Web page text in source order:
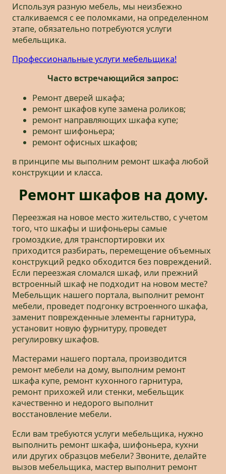
Используя разную мебель, мы неизбежно
сталкиваемся с ее поломками, на определенном
этапе, обязательно потребуются услуги
мебельщика.
Профессиональные услуги мебельщика!
Часто встречающийся запрос:
Ремонт дверей шкафа;
ремонт шкафов купе замена роликов;
ремонт направляющих шкафа купе;
ремонт шифоньера;
ремонт офисных шкафов;
в принципе мы выполним ремонт шкафа любой
конструкции и класса.
Ремонт шкафов на дому.
Переезжая на новое место жительство, с учетом
того, что шкафы и шифоньеры самые
громоздкие, для транспортировки их
приходится разбирать, перемещение объемных
конструкций редко обходится без повреждений.
Если переезжая сломался шкаф, или прежний
встроенный шкаф не подходит на новом месте?
Мебельщик нашего портала, выполнит ремонт
мебели, проведет подгонку встроенного шкафа,
заменит поврежденные элементы гарнитура,
установит новую фурнитуру, проведет
регулировку шкафов.
Мастерами нашего портала, производится
ремонт мебели на дому, выполним ремонт
шкафа купе, ремонт кухонного гарнитура,
ремонт прихожей или стенки, мебельщик
качественно и недорого выполнит
восстановление мебели.
Если вам требуются услуги мебельщика, нужно
выполнить ремонт шкафа, шифоньера, кухни
или других образцов мебели? Звоните, делайте
вызов мебельщика, мастер выполнит ремонт